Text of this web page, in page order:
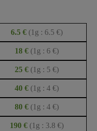
6.5 € (1g : 6.5 €)
18 € (1g : 6 €)
25 € (1g : 5 €)
40 € (1g : 4 €)
80 € (1g : 4 €)
190 € (1g : 3.8 €)